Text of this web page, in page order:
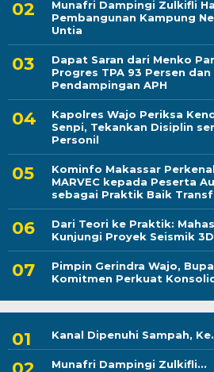
Munafri Dampingi Zulkifli
Pembangunan Kampung
Untia
Dapat Saran dari Menko
Progres TPA 93 Persen dan
Pendampingan APH
Kapolres Wajo Periksa
Senpi, Tekankan Disiplin
Personil
Kominfo Makassar
MARVEC kepada Peserta
sebagai Praktik Baik
Dari Teori ke Praktik:
Kunjungi Proyek Seismik
Pimpin Gerindra Wajo,
Komitmen Perkuat
Kanal Dipenuhi Sampah,
Munafri Dampingi Zulkifli...